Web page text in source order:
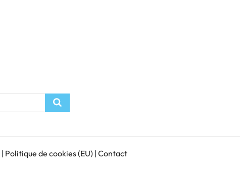
Recherche
| Politique de cookies (EU) | Contact